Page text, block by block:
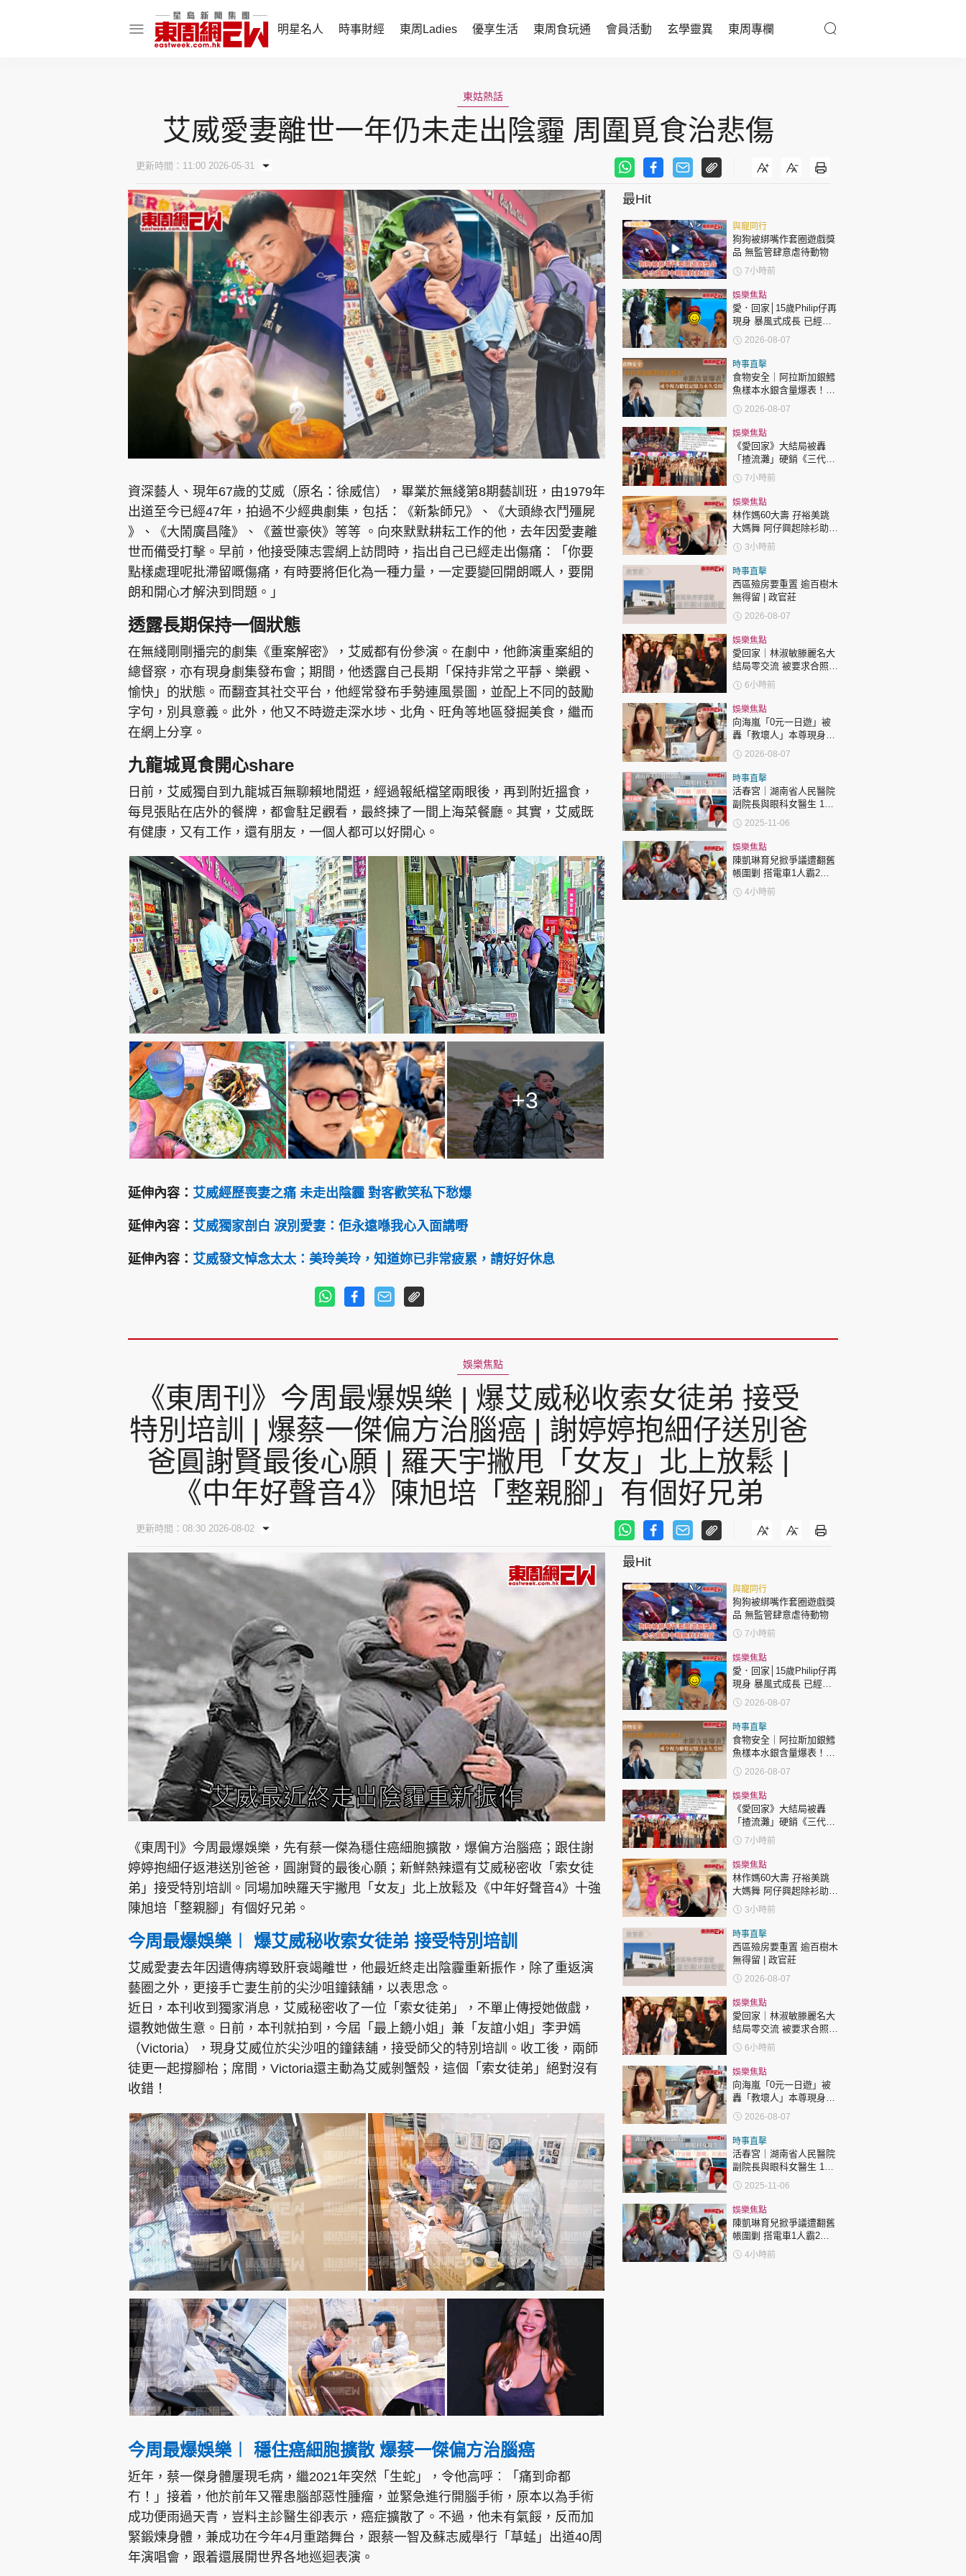
明星名人 時事財經 東周Ladies 優享生活 東周食玩通 會員活動 玄學靈異 東周專欄
話題人物
東姑熱話
財經智庫
她世代力量
時尚生活
卓越女性
親子天地
與寵同行
東周食玩通
樂在灣區
飲食玩樂
會員活動
東周JETSO
玄學靈異
東勝運程
智富天下 李居明
神機妙算 李丞責
緣來有理 麥玲玲
鬼靈精怪 威師兄
東周專欄
娛樂名人
文化藝術
時政財經
健康生活
飲食旅遊
集團旗下品牌
東周刊 cazbuyer 東Touch PCM 電腦廣場 星島頭條 星島日報 頭條日報 星島環球 The Standard
Oh!爸媽 JobMarket 頭條搵工 EDUPLUS
Copyright © 東周網 版權所有 . 不得轉載 ©Eastweek.com.hk. All rights reserved.
東姑熱話
艾威愛妻離世一年仍未走出陰霾 周圍覓食治悲傷
更新時間：11:00 2026-05-31
資深藝人、現年67歲的艾威（原名：徐威信），畢業於無綫第8期藝訓班，由1979年
出道至今已經47年，拍過不少經典劇集，包括：《新紮師兄》、《大頭綠衣鬥殭屍
》、《大鬧廣昌隆》、《蓋世豪俠》等等 。向來默默耕耘工作的他，去年因愛妻離
世而備受打擊。早前，他接受陳志雲網上訪問時，指出自己已經走出傷痛：「你要
點樣處理呢批滯留嘅傷痛，有時要將佢化為一種力量，一定要變回開朗嘅人，要開
朗和開心才解決到問題。」
透露長期保持一個狀態
在無綫剛剛播完的劇集《重案解密》，艾威都有份參演。在劇中，他飾演重案組的
總督察，亦有現身劇集發布會；期間，他透露自己長期「保持非常之平靜、樂觀、
愉快」的狀態。而翻查其社交平台，他經常發布手勢連風景圖，並配上不同的鼓勵
字句，別具意義。此外，他又不時遊走深水埗、北角、旺角等地區發掘美食，繼而
在網上分享。
九龍城覓食開心share
日前，艾威獨自到九龍城百無聊賴地閒逛，經過報紙檔望兩眼後，再到附近搵食，
每見張貼在店外的餐牌，都會駐足觀看，最終揀了一間上海菜餐廳。其實，艾威既
有健康，又有工作，還有朋友，一個人都可以好開心。
+3
延伸內容： 艾威經歷喪妻之痛 未走出陰霾 對客歡笑私下愁爆
延伸內容： 艾威獨家剖白 淚別愛妻：佢永遠喺我心入面講嘢
延伸內容： 艾威發文悼念太太：美玲美玲，知道妳已非常疲累，請好好休息
最Hit
與寵同行
狗狗被綁嘴作套圈遊戲獎
品 無監管肆意虐待動物
7小時前
娛樂焦點
愛．回家│15歲Philip仔再
現身 暴風式成長 已經高
過「三太」樊亦敏！
2026-08-07
時事直擊
食物安全｜阿拉斯加銀鱈
魚樣本水銀含量爆表！或
令視力聽覺記憶力永久受
損
2026-08-07
娛樂焦點
《愛回家》大結局被轟
「揸流灘」硬銷《三代同
糖》 劇集播畢台前幕後喊
爆場面感人
7小時前
娛樂焦點
林作媽60大壽 孖裕美跳
大媽舞 阿仔興起除衫助慶
回應兩女交好有原因
3小時前
時事直擊
西區殮房要重置 逾百樹木
無得留 | 政官莊
2026-08-07
娛樂焦點
愛回家｜林淑敏滕麗名大
結局零交流 被要求合照即
閃「不和升級」？兩人咁
回應
6小時前
娛樂焦點
向海嵐「0元一日遊」被
轟「教壞人」本尊現身回
應網民
2026-08-07
時事直擊
活春宮｜湖南省人民醫院
副院長與眼科女醫生 17
分鐘「激戰」片流出 動作
露骨 網上瘋傳
2025-11-06
娛樂焦點
陳凱琳育兒掀爭議遭翻舊
帳圍剿 搭電車1人霸2個
位 被轟自私欠公德心 有
指反應過度不公平
4小時前
娛樂焦點
《東周刊》今周最爆娛樂 | 爆艾威秘收索女徒弟 接受
特別培訓 | 爆蔡一傑偏方治腦癌 | 謝婷婷抱細仔送別爸
爸圓謝賢最後心願 | 羅天宇撇甩「女友」北上放鬆 |
《中年好聲音4》陳旭培「整親腳」有個好兄弟
更新時間：08:30 2026-08-02
U
n
t
e
o
e
d
:
4
.
5
%
《東周刊》今周最爆娛樂，先有蔡一傑為穩住癌細胞擴散，爆偏方治腦癌；跟住謝
婷婷抱細仔返港送別爸爸，圓謝賢的最後心願；新鮮熱辣還有艾威秘密收「索女徒
弟」接受特別培訓。同場加映羅天宇撇甩「女友」北上放鬆及《中年好聲音4》十強
陳旭培「整親腳」有個好兄弟。
今周最爆娛樂︱ 爆艾威秘收索女徒弟 接受特別培訓
艾威愛妻去年因遺傳病導致肝衰竭離世，他最近終走出陰霾重新振作，除了重返演
藝圈之外，更接手亡妻生前的尖沙咀鐘錶舖，以表思念。
近日，本刊收到獨家消息，艾威秘密收了一位「索女徒弟」，不單止傳授她做戲，
還教她做生意。日前，本刊就拍到，今屆「最上鏡小姐」兼「友誼小姐」李尹嫣
（Victoria），現身艾威位於尖沙咀的鐘錶舖，接受師父的特別培訓。收工後，兩師
徒更一起撐腳枱；席間，Victoria還主動為艾威剝蟹殼，這個「索女徒弟」絕對沒有
收錯！
今周最爆娛樂︱ 穩住癌細胞擴散 爆蔡一傑偏方治腦癌
近年，蔡一傑身體屢現毛病，繼2021年突然「生蛇」，令他高呼︰「痛到命都
冇！」接着，他於前年又罹患腦部惡性腫瘤，並緊急進行開腦手術，原本以為手術
成功便雨過天青，豈料主診醫生卻表示，癌症擴散了。不過，他未有氣餒，反而加
緊鍛煉身體，兼成功在今年4月重踏舞台，跟蔡一智及蘇志威舉行「草蜢」出道40周
年演唱會，跟着還展開世界各地巡迴表演。
最Hit
與寵同行
狗狗被綁嘴作套圈遊戲獎
品 無監管肆意虐待動物
7小時前
娛樂焦點
愛．回家│15歲Philip仔再
現身 暴風式成長 已經高
過「三太」樊亦敏！
2026-08-07
時事直擊
食物安全｜阿拉斯加銀鱈
魚樣本水銀含量爆表！或
令視力聽覺記憶力永久受
損
2026-08-07
娛樂焦點
《愛回家》大結局被轟
「揸流灘」硬銷《三代同
糖》 劇集播畢台前幕後喊
爆場面感人
7小時前
娛樂焦點
林作媽60大壽 孖裕美跳
大媽舞 阿仔興起除衫助慶
回應兩女交好有原因
3小時前
時事直擊
西區殮房要重置 逾百樹木
無得留 | 政官莊
2026-08-07
娛樂焦點
愛回家｜林淑敏滕麗名大
結局零交流 被要求合照即
閃「不和升級」？兩人咁
回應
6小時前
娛樂焦點
向海嵐「0元一日遊」被
轟「教壞人」本尊現身回
應網民
2026-08-07
時事直擊
活春宮｜湖南省人民醫院
副院長與眼科女醫生 17
分鐘「激戰」片流出 動作
露骨 網上瘋傳
2025-11-06
娛樂焦點
陳凱琳育兒掀爭議遭翻舊
帳圍剿 搭電車1人霸2個
位 被轟自私欠公德心 有
指反應過度不公平
4小時前